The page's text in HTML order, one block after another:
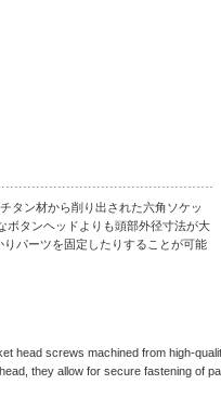
タン材から削り出された六角ソケッ
ボタンヘッドよりも頭部外径寸法が大
りパーツを固定したりすることが可能
head screws machined from high-
they allow for secure fastening of